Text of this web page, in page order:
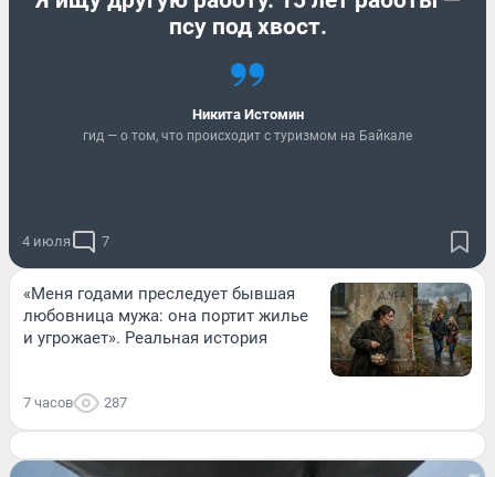
псу под хвост.
Никита Истомин
гид — о том, что происходит с туризмом на Байкале
4 июля 7
«Меня годами преследует бывшая
любовница мужа: она портит жилье
и угрожает». Реальная история
7 часов 287